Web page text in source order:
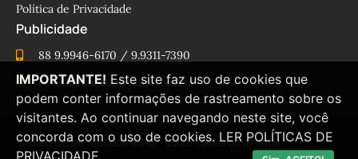
Política de Privacidade
Publicidade
88 9.9946-6170 / 9.9311-7390
cesinhamacedo@yahoo.com.br
© Blog César Macêdo 2015 – 2025 Todos os direitos
IMPORTANTE! Este site faz uso de cookies que
podem conter informações de rastreamento sobre os
visitantes. Ao continuar navegando neste site, você
concorda com o uso de cookies. LER POLÍTICAS DE
PRIVACIDADE.